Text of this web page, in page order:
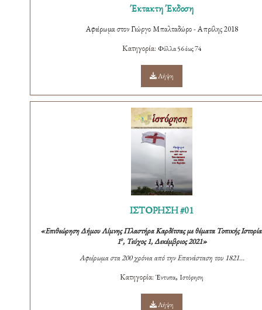
Έκτακτη Έκδοση
Αφιέρωμα στον Γιώργο Μπαλταδώρο - Απρίλης 2018
Κατηγορία: Φύλλα 56 έως 74
Λήψη
ΙΣΤΟΡΗΣΗ #01
«Επιθεώρηση Δήμου Λίμνης Πλαστήρα Καρδίτσας με θέματα Τοπικής
1ο, Τεύχος 1, Δεκέμβριος 2021»
Αφιέρωμα στα 200 χρόνια από την Επανάσταση του 1821...
Κατηγορία: Έντυπα, Ιστόρηση
Λήψη